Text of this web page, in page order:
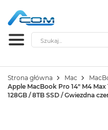
Szukaj
Strona główna Mac
Apple MacBook Pro 14" M4 Max
128GB / 8TB SSD / Gwiezdna